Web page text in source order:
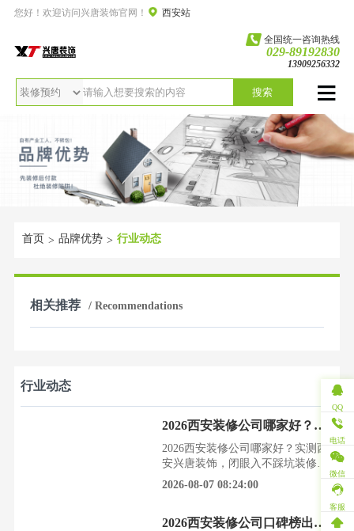
您好！欢迎访问兴唐装饰官网！ 西安站
全国统一咨询热线
029-89192830
13909256332
搜索
首页 > 品牌优势 > 行业动态
相关推荐 / Recommendations
行业动态
2026西安装修公司哪家好？实测西安兴唐装饰，闭眼入不踩坑
2026西安装修公司哪家好？实测西
安兴唐装饰，闭眼入不踩坑装修的
坑，踩过才知道有多深。看着满墙
路。据西安装饰行业协会2026年最
2026-08-07 08:24:00
2026西安装修公司口碑榜出炉，西安兴唐装饰凭何稳居榜首？
QQ
电话
微信
客服